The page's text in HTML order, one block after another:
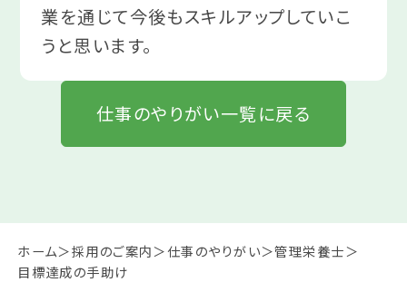
ホーム 採用のご案内 仕事のやりがい
管理栄養士
目標達成の手助け
業を通じて今後もスキルアップしていこ
うと思います。
仕事のやりがい一覧に戻る